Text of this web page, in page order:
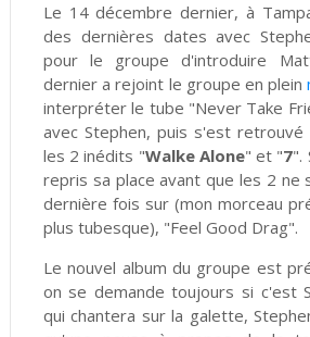
Le 14 décembre dernier, à
des dernières dates avec
pour le groupe d'introduire
dernier a rejoint le groupe en plein
interpréter le tube "Never Take
avec Stephen, puis s'est retrouvé
les 2 inédits "Walke Alone" et "7".
repris sa place avant que les 2 ne
dernière fois sur (mon morceau
plus tubesque), "Feel Good Drag".
Le nouvel album du groupe est
on se demande toujours si c'est
qui chantera sur la galette,